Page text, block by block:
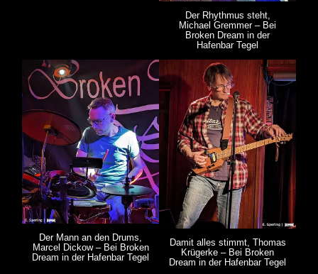
Der Rhythmus steht,
Michael Gremmer – Bei
Broken Dream in der
Hafenbar Tegel
Der Mann an den Drums,
Marcel Dickow – Bei Broken
Dream in der Hafenbar Tegel
Damit alles stimmt, Thomas
Krügerke – Bei Broken
Dream in der Hafenbar Tegel